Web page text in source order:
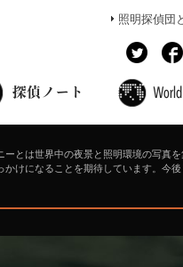
照明探偵団
ーとは世界中の夜景と照明環境の写真
かけになることを期待しています。今